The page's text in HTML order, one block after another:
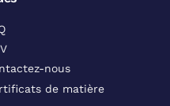
nous
de matière